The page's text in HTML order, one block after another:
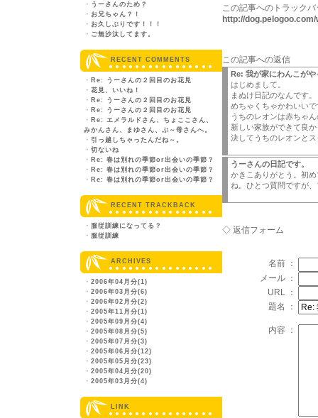
・ うーさんのため？
・ お兄ちゃん？！
・ お久しぶりです！！！
・ ご無沙汰してます。
RECENT COMMENTS
・ Re: うーさんの２回目のお花見
・ 花見、いいね！
・ Re: うーさんの２回目のお花見
・ Re: うーさんの２回目のお花見
・ Re: エメラルドさん、ちょここさん、
みかんさん、まゆさん、ぷ～母さんへ。
・ 引っ越しちゃったんだね～。
・ 切ないね
・ Re: 春は別れの季節or出会いの季節？
・ Re: 春は別れの季節or出会いの季節？
・ Re: 春は別れの季節or出会いの季節？
RECENT TRACKBACK
・ 服従訓練になってる？
・ 服従訓練
ARCHIVES
・ 2006年04月分(1)
・ 2006年03月分(6)
・ 2006年02月分(2)
・ 2005年11月分(1)
・ 2005年09月分(4)
・ 2005年08月分(5)
・ 2005年07月分(3)
・ 2005年06月分(12)
・ 2005年05月分(23)
・ 2005年04月分(20)
・ 2005年03月分(4)
LINK
この記事へのトラック
http://
この記事への返信
Re: 我が家にわんこがや
はじめまして。
まぬけ日記のなんです。
めちゃくちゃかわいい
うちのレオンは赤ちゃ
新しい家族ができて良
決してうちのレオンと
うーさんの日記です。
かきこありがとう。初
ね。ひとつ質問ですが
◇ 返信フォーム
名前 ：
メール ：
URL ：
題名 ：
内容 ：